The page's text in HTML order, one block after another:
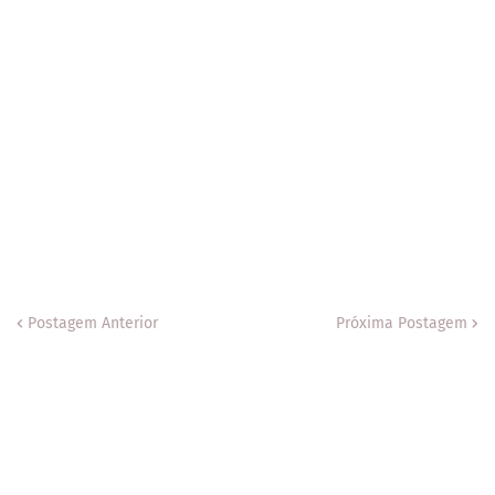
Postagem Anterior Próxima Postagem